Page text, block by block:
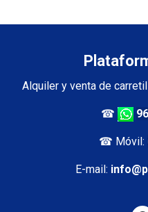
Alquiler y venta de
☎
☎ Móvil:
E-mail: